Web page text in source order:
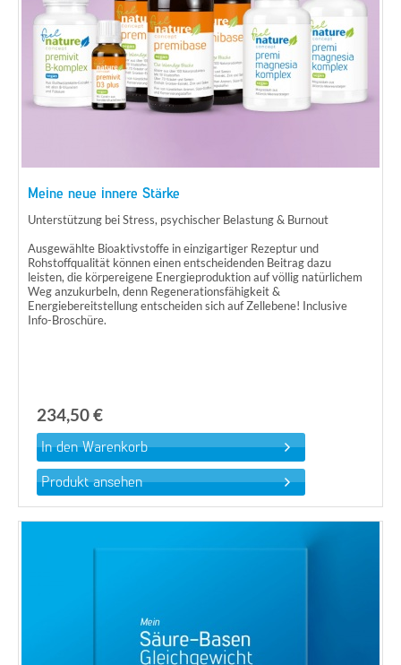
Meine neue innere Stärke
Unterstützung bei Stress, psychischer Belastung & Burnout
Ausgewählte Bioaktivstoffe in einzigartiger Rezeptur und
Rohstoffqualität können einen entscheidenden Beitrag dazu
leisten, die körpereigene Energieproduktion auf völlig natürlichem
Weg anzukurbeln, denn Regenerationsfähigkeit &
Energiebereitstellung entscheiden sich auf Zellebene! Inclusive
Info-Broschüre.
234,50 €
Produkt ansehen